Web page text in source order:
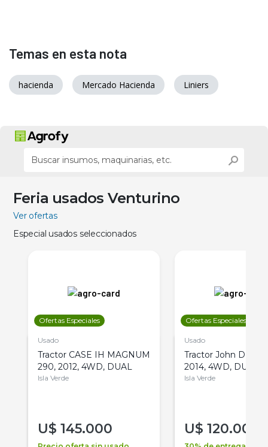
Temas en esta nota
hacienda Mercado Hacienda Liniers
Feria usados Venturino
Ver ofertas
Especial usados seleccionados
Ofertas Especiales
Usado
Tractor CASE IH MAGNUM
290, 2012, 4WD, DUAL
Isla Verde
U$ 145.000
Ofertas Especiales
Usado
Tractor John Deere
2014, 4WD, DUAL
Isla Verde
U$ 120.000